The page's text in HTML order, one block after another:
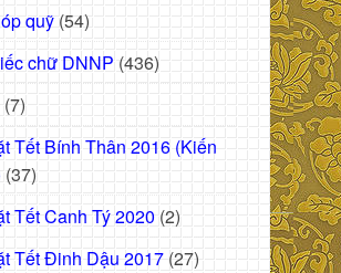
quỹ (54)
chữ DNNP (436)
(7)
Tết Bính Thân 2016 (Kiến
(37)
Tết Canh Tý 2020 (2)
Tết Đinh Dậu 2017 (27)